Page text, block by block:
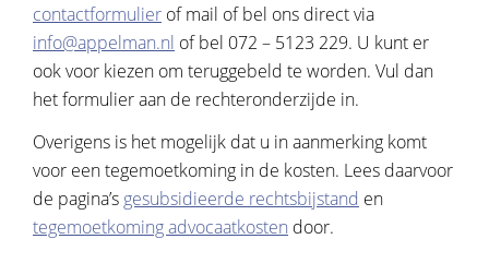
contactformulier of mail of bel ons direct via
info@appelman.nl of bel 072 – 5123 229. U kunt er
ook voor kiezen om teruggebeld te worden. Vul dan
het formulier aan de rechteronderzijde in.
Overigens is het mogelijk dat u in aanmerking komt
voor een tegemoetkoming in de kosten. Lees daarvoor
de pagina’s gesubsidieerde rechtsbijstand en
tegemoetkoming advocaatkosten door.